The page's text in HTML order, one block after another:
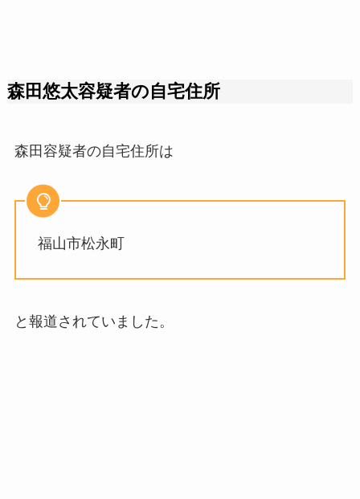
森田悠太容疑者の自宅住所
森田容疑者の自宅住所は
福山市松永町
と報道されていました。